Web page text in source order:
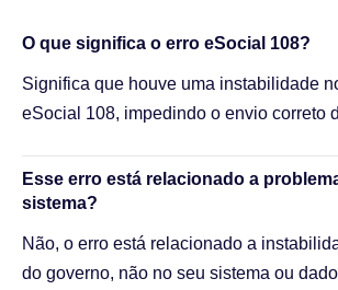
O que significa o erro eSocial 108?
Significa que houve uma instabilidade
eSocial 108, impedindo o envio correto
Esse erro está relacionado a
sistema?
Não, o erro está relacionado a
do governo, não no seu sistema ou